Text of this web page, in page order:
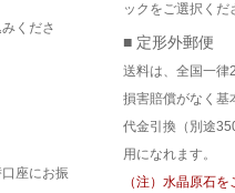
くださ
座にお振
ックをご選択くだ
■ 定形外郵便
送料は、全国一律
損害賠償がなく基
代金引換（別途
用になれます。
（注）水晶原石